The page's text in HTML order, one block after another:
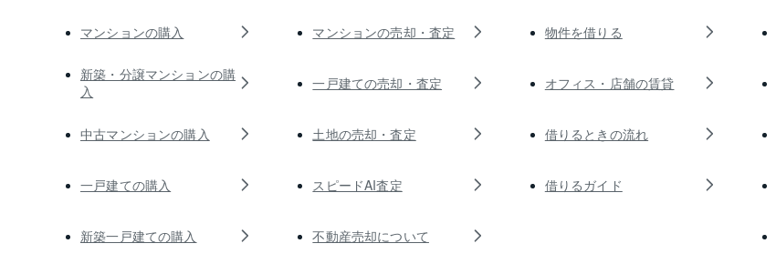
マンションの購入
新築・分譲マンションの購
入
中古マンションの購入
一戸建ての購入
新築一戸建ての購入
マンションの売却・査定
一戸建ての売却・査定
土地の売却・査定
スピードAI査定
不動産売却について
物件を借りる
オフィス・店舗の賃貸
借りるときの流れ
借りるガイド